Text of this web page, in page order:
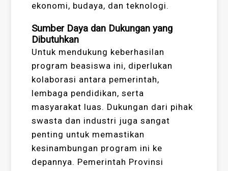
ekonomi, budaya, dan teknologi.
Sumber Daya dan Dukungan yang
Dibutuhkan
Untuk mendukung keberhasilan
program beasiswa ini, diperlukan
kolaborasi antara pemerintah,
lembaga pendidikan, serta
masyarakat luas. Dukungan dari pihak
swasta dan industri juga sangat
penting untuk memastikan
kesinambungan program ini ke
depannya. Pemerintah Provinsi